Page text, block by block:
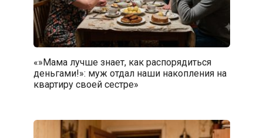
«»Мама лучше знает, как распорядиться
деньгами!»: муж отдал наши накопления на
квартиру своей сестре»